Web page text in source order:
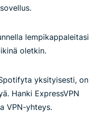
lempikappaleitasi
oletkin.
yksityisesti, on
Hanki ExpressVPN
VPN-yhteys.